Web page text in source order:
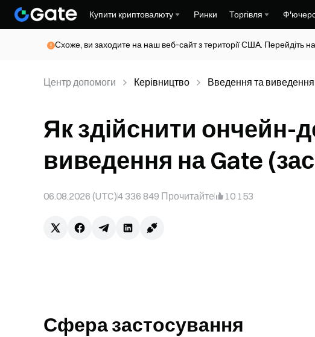
Купити криптовалюту Ринки Торгівля
Схоже, ви заходите на наш веб-сайт з території США. Перейдіть
Центр допомоги Керівництво Введення та виведення
Як здійснити ончейн-
виведення на Gate
06.08.2026 (UTC)4 336 849 Прочитайте 10 153
Сфера застосування